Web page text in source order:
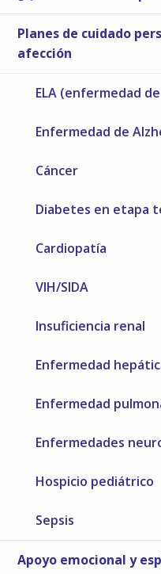
Planes de cuidado
afección
ELA (enfermedad
Enfermedad de
Cáncer
Diabetes en etapa
Cardiopatía
VIH/SIDA
Insuficiencia renal
Enfermedad
Enfermedad
Enfermedades
Hospicio pediátrico
Sepsis
Apoyo emocional y